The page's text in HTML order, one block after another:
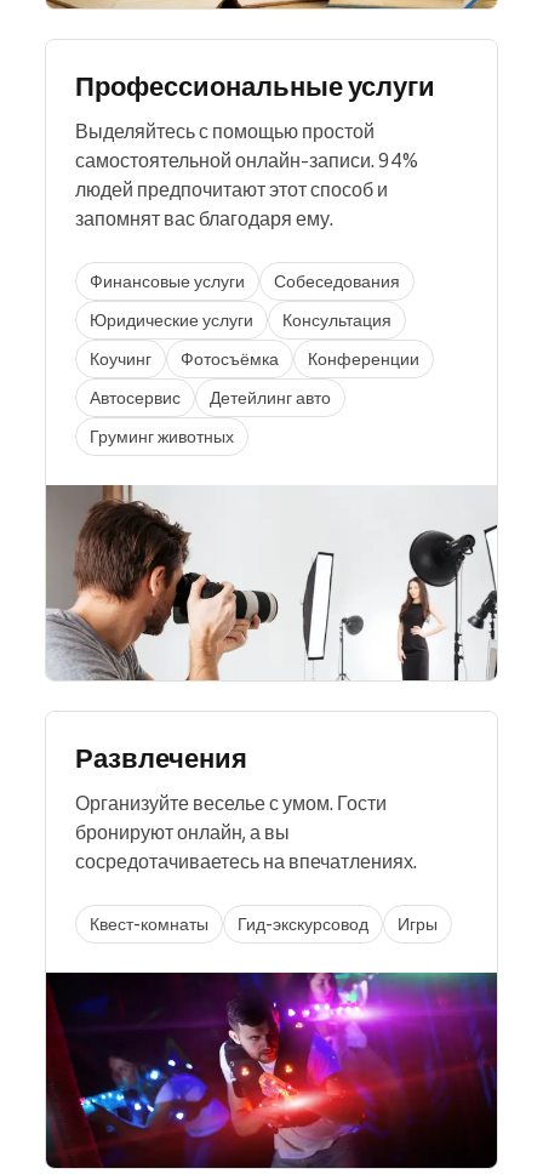
Профессиональные услуги
Выделяйтесь с помощью простой
самостоятельной онлайн-записи. 94%
людей предпочитают этот способ и
запомнят вас благодаря ему.
Финансовые услуги
Собеседования
Юридические услуги
Консультация
Коучинг
Фотосъёмка
Конференции
Автосервис
Детейлинг авто
Груминг животных
Развлечения
Организуйте веселье с умом. Гости
бронируют онлайн, а вы
сосредотачиваетесь на впечатлениях.
Квест-комнаты Гид-экскурсовод Игры